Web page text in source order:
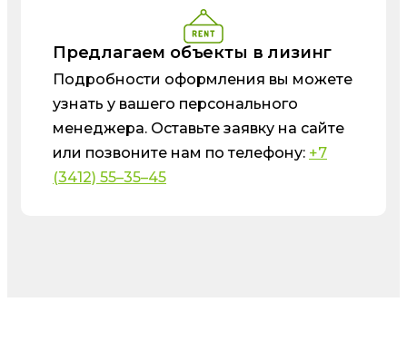
Предлагаем объекты в лизинг
Подробности оформления вы можете
узнать у вашего персонального
менеджера. Оставьте заявку на сайте
или позвоните нам по телефону: +7
(3412) 55–35–45